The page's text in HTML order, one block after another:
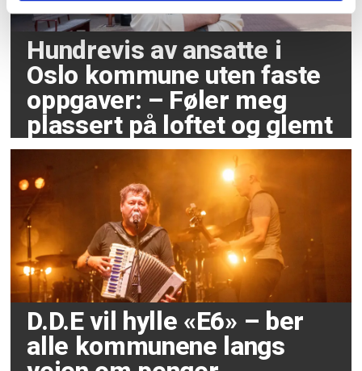
Hundrevis av ansatte i
Oslo kommune uten faste
oppgaver: – Føler meg
plassert på loftet og glemt
D.D.E vil hylle «E6» – ber
alle kommunene langs